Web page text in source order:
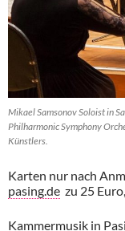
Mikael Samsonov Soloist in
Philharmonic Symphony
Künstlers.
Karten nur nach
pasing.de zu 25
Kammermusik in